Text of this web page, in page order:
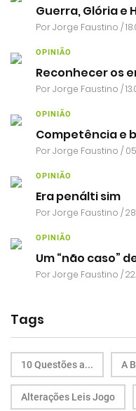
Guerra, Glória e
PorJorge Faustino /
OPINIÃO
Reconhecer os
PorJorge Faustino /
OPINIÃO
Competência e
PorJorge Faustino /
OPINIÃO
Era penálti sim
PorJorge Faustino /
OPINIÃO
Um “não caso”
PorJorge Faustino /
Tags
10 Questões a... A
Alterações Leis Jogo